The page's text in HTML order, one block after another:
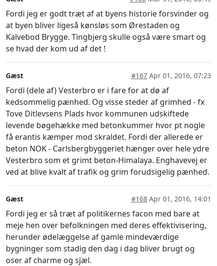
Fordi jeg er godt træt af at byens historie forsvinder og
at byen bliver ligeså kønsløs som Ørestaden og
Kalvebod Brygge. Tingbjerg skulle også være smart og
se hvad der kom ud af det !
Gæst #167 Apr 01, 2016, 07:23
Fordi (dele af) Vesterbro er i fare for at dø af
kedsommelig pænhed. Og visse steder af grimhed - fx
Tove Ditlevsens Plads hvor kommunen udskiftede
levende bøgehække med betonkummer hvor pt nogle
få erantis kæmper mod skraldet. Fordi der allerede er
beton NOK - Carlsbergbyggeriet hænger over hele ydre
Vesterbro som et grimt beton-Himalaya. Enghavevej er
ved at blive kvalt af trafik og grim forudsigelig pænhed.
Gæst #168 Apr 01, 2016, 14:01
Fordi jeg er så træt af politikernes facon med bare at
meje hen over befolkningen med deres effektivisering,
herunder ødelæggelse af gamle mindeværdige
bygninger som stadig den dag i dag bliver brugt og
oser af charme og sjæl.